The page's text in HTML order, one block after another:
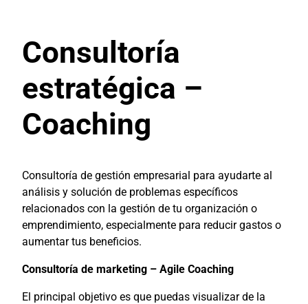
Consultoría
estratégica –
Coaching
Consultoría de gestión empresarial para ayudarte al
análisis y solución de problemas específicos
relacionados con la gestión de tu organización o
emprendimiento, especialmente para reducir gastos o
aumentar tus beneficios.
Consultoría de marketing – Agile Coaching
El principal objetivo es que puedas visualizar de la